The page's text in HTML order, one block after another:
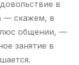
в
— скажем, в
общении, —
занятие в